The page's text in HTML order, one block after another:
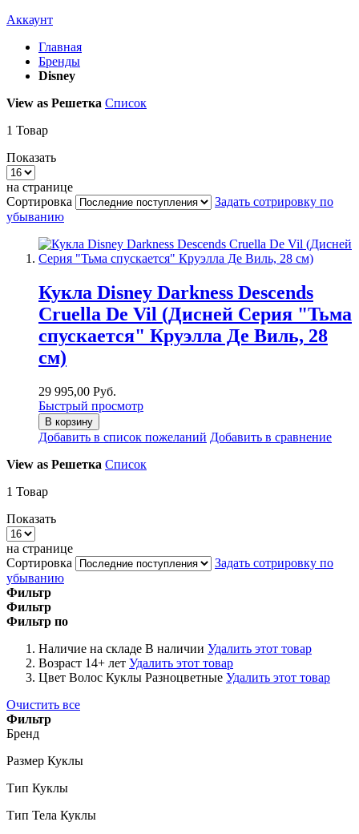
Аккаунт
Главная
Бренды
Disney
View as Решетка Список
1 Товар
Показать
на странице
Сортировка
Задать сотрировку по
убыванию
Кукла Disney Darkness Descends
Cruella De Vil (Дисней Серия "Тьма
спускается" Круэлла Де Виль, 28
см)
29 995,00 Руб.
Быстрый просмотр
В корзину
Добавить в список пожеланий Добавить в сравнение
View as Решетка Список
1 Товар
Показать
на странице
Сортировка
Задать сотрировку по
убыванию
Фильтр
Фильтр
Фильтр по
Наличие на складе В наличии Удалить этот товар
Возраст 14+ лет Удалить этот товар
Цвет Волос Куклы Разноцветные Удалить этот товар
Очистить все
Фильтр
Бренд
Размер Куклы
Тип Куклы
Тип Тела Куклы